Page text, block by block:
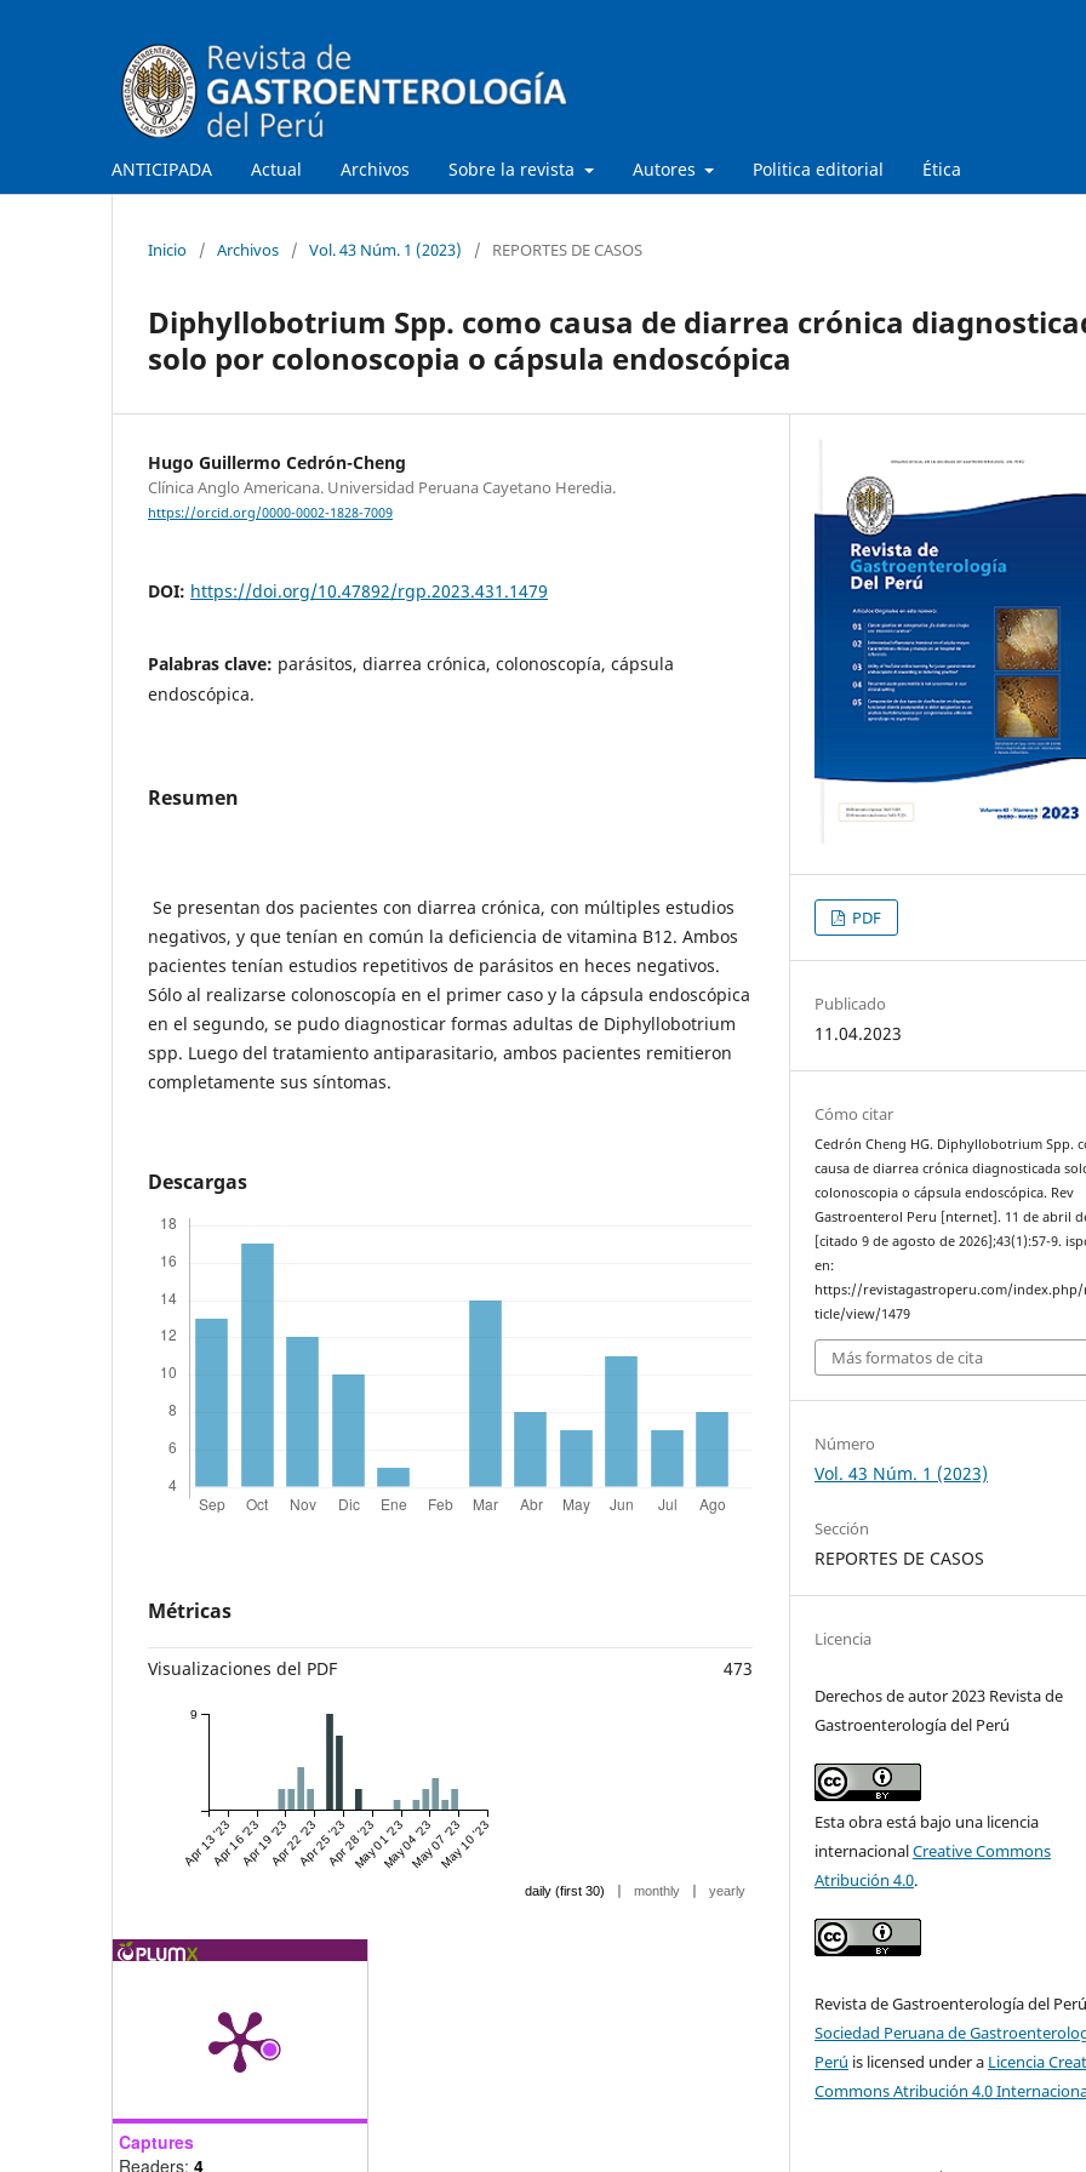
ANTICIPADA Actual Archivos Sobre la revista Autores Politica editorial Ética
Inicio / Archivos / Vol. 43 Núm. 1 (2023) / REPORTES DE CASOS
Diphyllobotrium Spp. como causa de diarrea crónica
solo por colonoscopia o cápsula endoscópica
Hugo Guillermo Cedrón-Cheng
Clínica Anglo Americana. Universidad Peruana Cayetano Heredia.
https://orcid.org/0000-0002-1828-7009
DOI: https://doi.org/10.47892/rgp.2023.431.1479
Palabras clave: parásitos, diarrea crónica, colonoscopía, cápsula
endoscópica.
Resumen
Se presentan dos pacientes con diarrea crónica, con múltiples estudios
negativos, y que tenían en común la deficiencia de vitamina B12. Ambos
pacientes tenían estudios repetitivos de parásitos en heces negativos.
Sólo al realizarse colonoscopía en el primer caso y la cápsula endoscópica
en el segundo, se pudo diagnosticar formas adultas de Diphyllobotrium
spp. Luego del tratamiento antiparasitario, ambos pacientes remitieron
completamente sus síntomas.
Descargas
Métricas
Visualizaciones del PDF 473
Apr 13 '23Apr 16 '23Apr 19 '23Apr 22 '23Apr 25 '23Apr 28 '23May 01 '23May 04 '23May 07 '23May 10 '23
9
daily (first 30) | monthly | yearly
Captures
Readers: 4
PDF
Publicado
11.04.2023
Cómo citar
Cedrón Cheng HG. Diphyllobotrium Spp.
causa de diarrea crónica diagnosticada
colonoscopia o cápsula endoscópica. Rev
Gastroenterol Peru [nternet]. 11 de abril
[citado 9 de agosto de 2026];43(1):57-9.
en:
https://revistagastroperu.com/
ticle/view/1479
Más formatos de cita
Número
Vol. 43 Núm. 1 (2023)
Sección
REPORTES DE CASOS
Licencia
Derechos de autor 2023 Revista de
Gastroenterología del Perú
Esta obra está bajo una licencia
internacionalCreative Commons
Atribución 4.0.
Revista de Gastroenterología del
Sociedad Peruana de
Perú is licensed under a Licencia
Commons Atribución 4.0